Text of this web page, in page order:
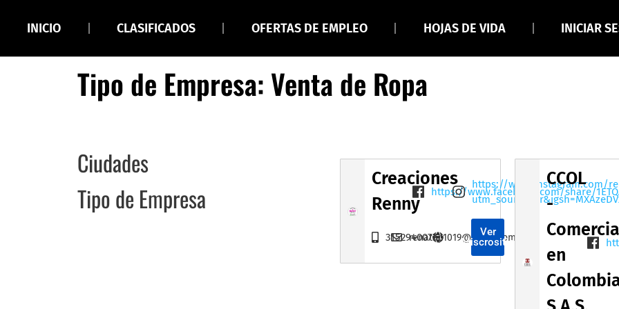
INICIO CLASIFICADOS OFERTAS DE EMPLEO HOJAS DE VIDA INICIAR
Tipo de Empresa: Venta de Ropa
Ciudades
Tipo de Empresa
Creaciones
Renny
https://www.facebook.com/share/
https://www.instagram.com/
3152940077
renatap1019@gmail.com
Ver
Miscrositio
CCOL
-
en